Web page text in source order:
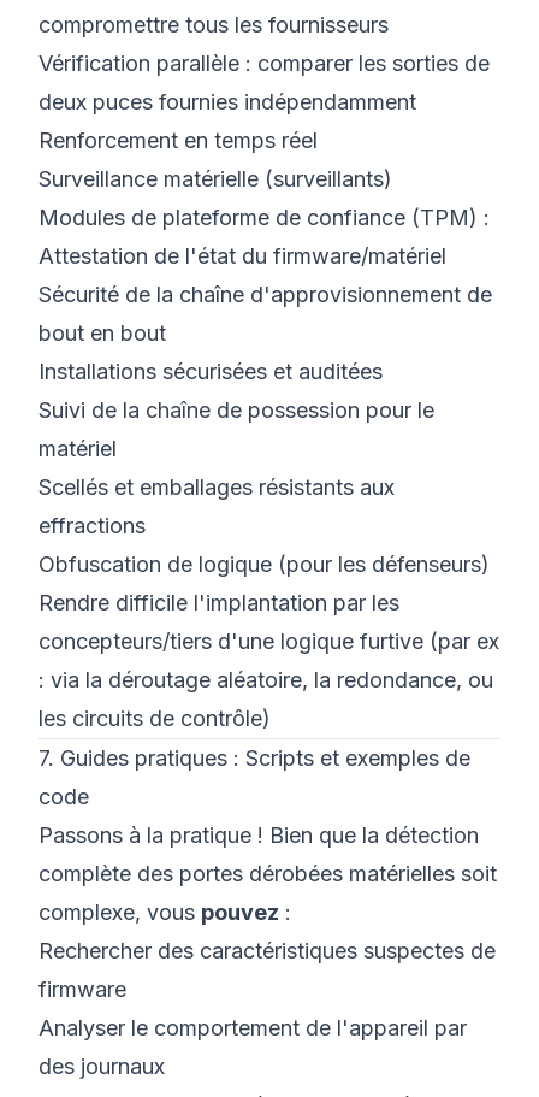
compromettre tous les fournisseurs
Vérification parallèle : comparer les sorties de
deux puces fournies indépendamment
Renforcement en temps réel
Surveillance matérielle (surveillants)
Modules de plateforme de confiance (TPM) :
Attestation de l'état du firmware/matériel
Sécurité de la chaîne d'approvisionnement de
bout en bout
Installations sécurisées et auditées
Suivi de la chaîne de possession pour le
matériel
Scellés et emballages résistants aux
effractions
Obfuscation de logique (pour les défenseurs)
Rendre difficile l'implantation par les
concepteurs/tiers d'une logique furtive (par ex
: via la déroutage aléatoire, la redondance, ou
les circuits de contrôle)
7. Guides pratiques : Scripts et exemples de
code
Passons à la pratique ! Bien que la détection
complète des portes dérobées matérielles soit
complexe, vous pouvez :
Rechercher des caractéristiques suspectes de
firmware
Analyser le comportement de l'appareil par
des journaux